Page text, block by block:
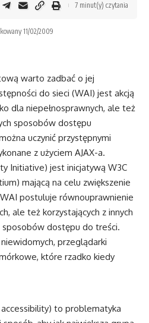
11/02/2009
7 minut(y) czytania
warto zadbać o jej
do sieci (WAI) jest akcją
dla niepełnosprawnych, ale też
sposobów dostępu
uczynić przystępnymi
z użyciem AJAX-a.
Initiative) jest inicjatywą W3C
mającą na celu zwiększenie
postuluje równouprawnienie
ale też korzystających z innych
sposobów dostępu do treści.
przeglądarki
które rzadko kiedy
to problematyka